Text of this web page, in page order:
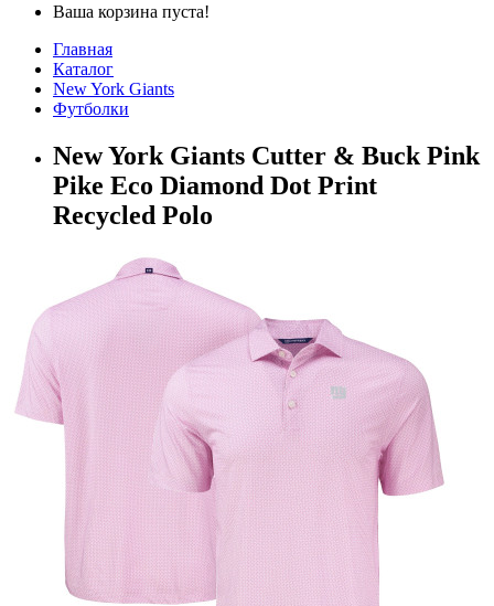
Ваша корзина пуста!
Главная
Каталог
New York Giants
Футболки
New York Giants Cutter & Buck Pink
Pike Eco Diamond Dot Print
Recycled Polo